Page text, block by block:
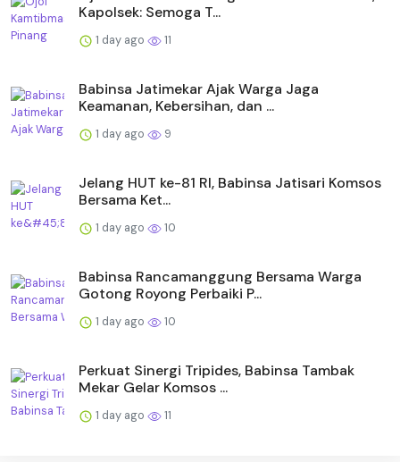
Kapolsek: Semoga T...
1 day ago 11
Babinsa Jatimekar Ajak Warga Jaga
Keamanan, Kebersihan, dan ...
1 day ago 9
Jelang HUT ke-81 RI, Babinsa Jatisari Komsos
Bersama Ket...
1 day ago 10
Babinsa Rancamanggung Bersama Warga
Gotong Royong Perbaiki P...
1 day ago 10
Perkuat Sinergi Tripides, Babinsa Tambak
Mekar Gelar Komsos ...
1 day ago 11